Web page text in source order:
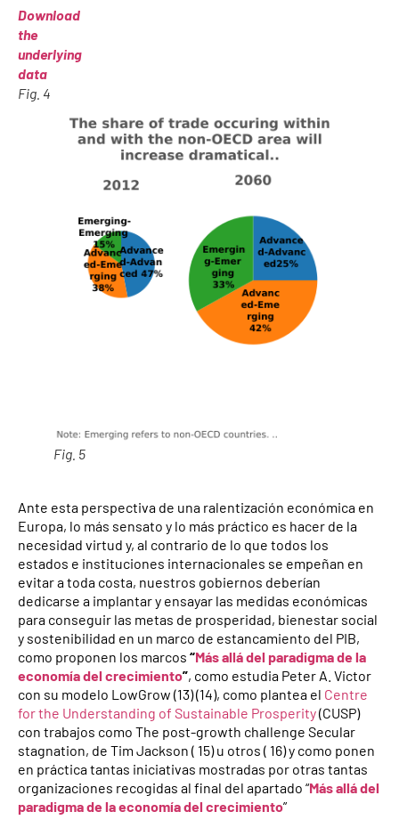
Download
the
underlying
data
Fig. 4
Fig. 5
Ante esta perspectiva de una ralentización económica en
Europa, lo más sensato y lo más práctico es hacer de la
necesidad virtud y, al contrario de lo que todos los
estados e instituciones internacionales se empeñan en
evitar a toda costa, nuestros gobiernos deberían
dedicarse a implantar y ensayar las medidas económicas
para conseguir las metas de prosperidad, bienestar social
y sostenibilidad en un marco de estancamiento del PIB,
como proponen los marcos “Más allá del paradigma de la
economía del crecimiento”, como estudia Peter A. Victor
con su modelo LowGrow (13) (14), como plantea el Centre
for the Understanding of Sustainable Prosperity(CUSP)
con trabajos como The post-growth challenge Secular
stagnation, de Tim Jackson ( 15) u otros ( 16) y como ponen
en práctica tantas iniciativas mostradas por otras tantas
organizaciones recogidas al final del apartado “Más allá del
paradigma de la economía del crecimiento”